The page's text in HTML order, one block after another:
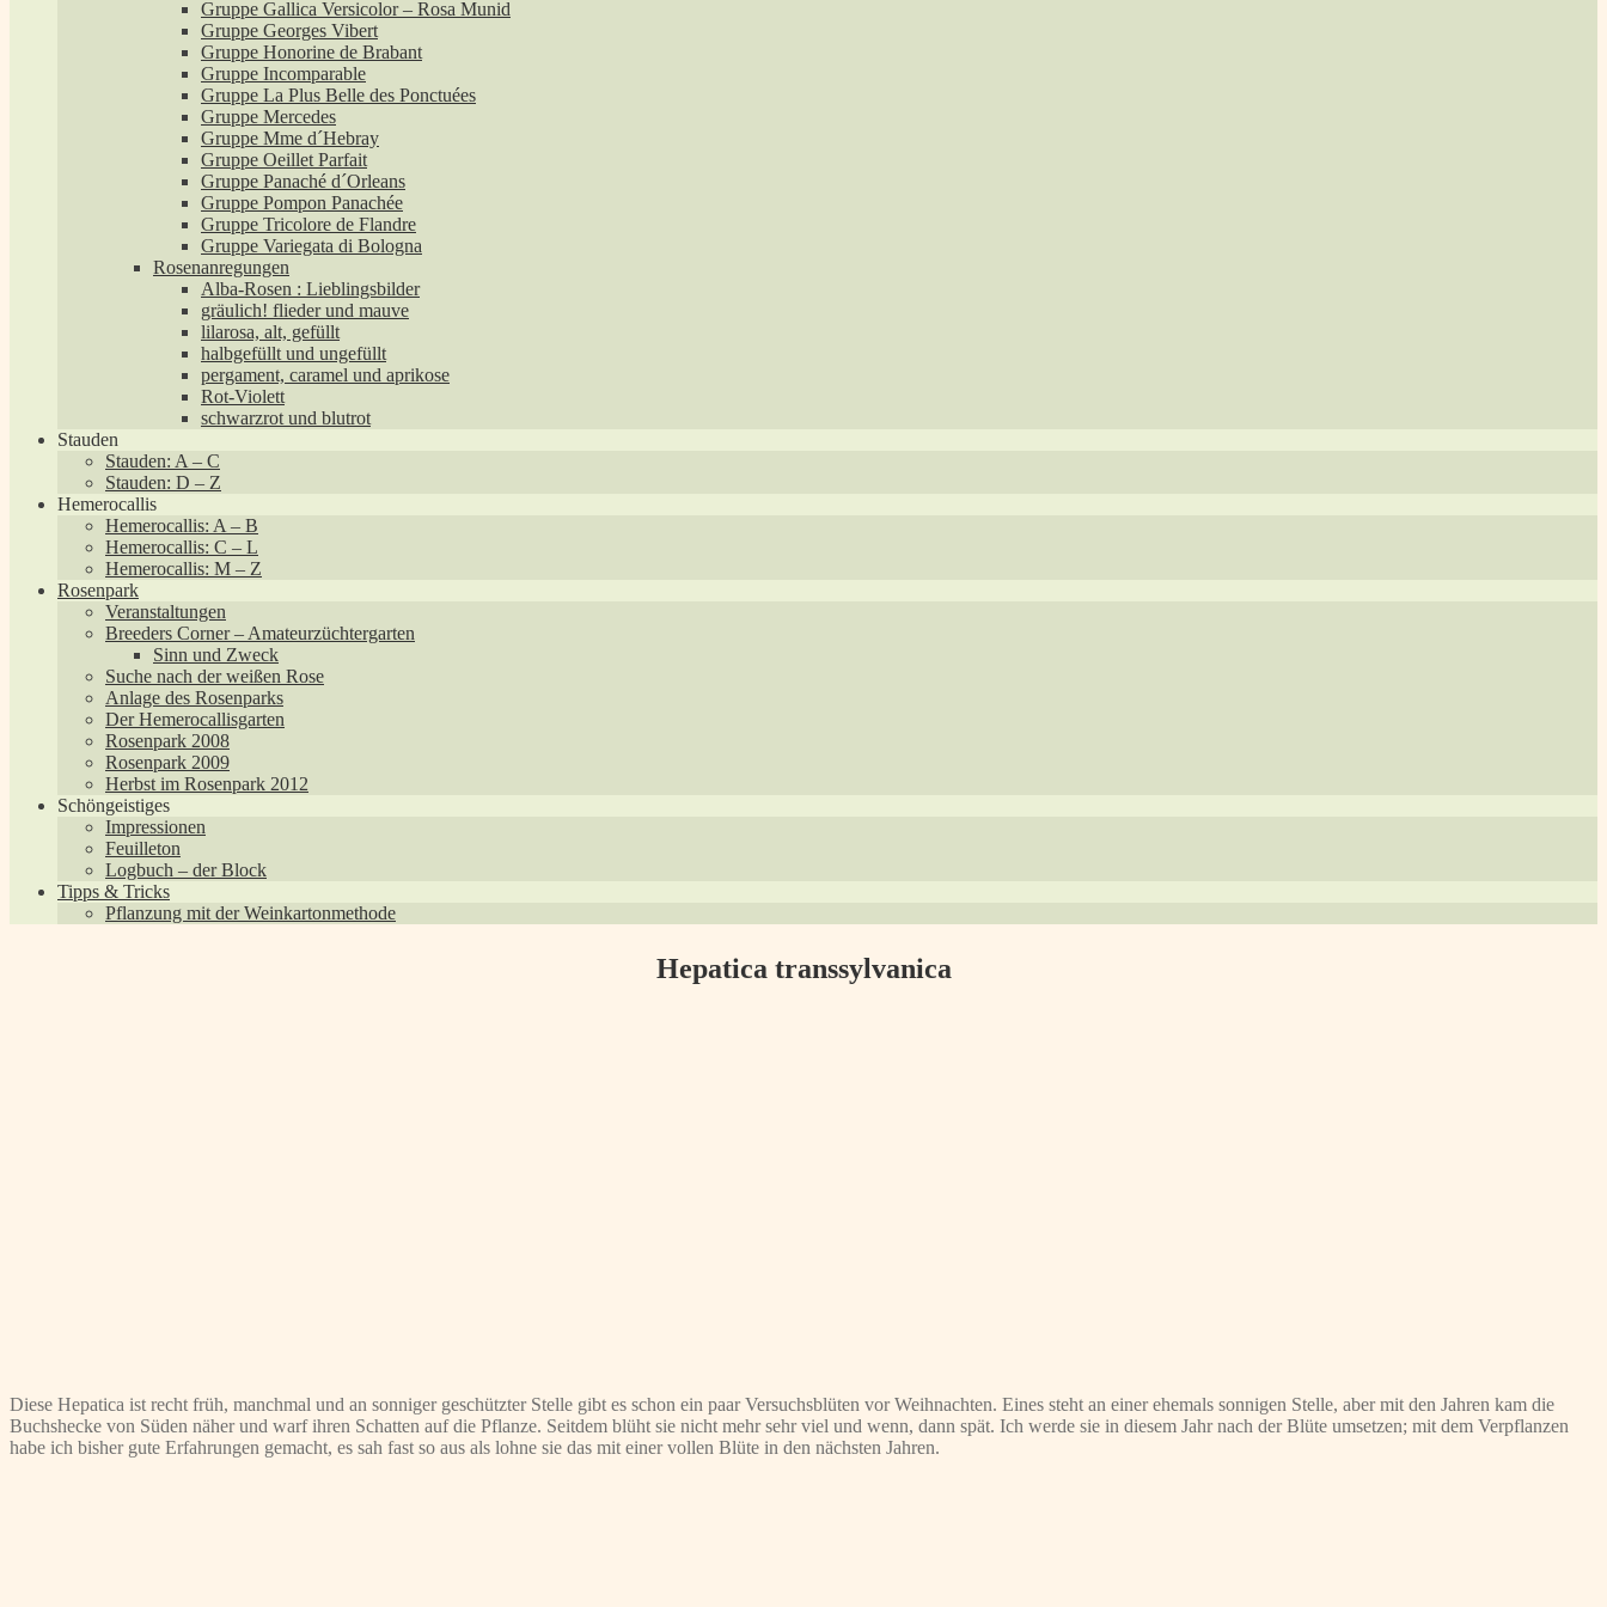
Gruppe Gallica Versicolor – Rosa Munid
Gruppe Georges Vibert
Gruppe Honorine de Brabant
Gruppe Incomparable
Gruppe La Plus Belle des Ponctuées
Gruppe Mercedes
Gruppe Mme d´Hebray
Gruppe Oeillet Parfait
Gruppe Panaché d´Orleans
Gruppe Pompon Panachée
Gruppe Tricolore de Flandre
Gruppe Variegata di Bologna
Rosenanregungen
Alba-Rosen : Lieblingsbilder
gräulich! flieder und mauve
lilarosa, alt, gefüllt
halbgefüllt und ungefüllt
pergament, caramel und aprikose
Rot-Violett
schwarzrot und blutrot
Stauden
Stauden: A – C
Stauden: D – Z
Hemerocallis
Hemerocallis: A – B
Hemerocallis: C – L
Hemerocallis: M – Z
Rosenpark
Veranstaltungen
Breeders Corner – Amateurzüchtergarten
Sinn und Zweck
Suche nach der weißen Rose
Anlage des Rosenparks
Der Hemerocallisgarten
Rosenpark 2008
Rosenpark 2009
Herbst im Rosenpark 2012
Schöngeistiges
Impressionen
Feuilleton
Logbuch – der Block
Tipps & Tricks
Pflanzung mit der Weinkartonmethode
Hepatica transsylvanica
Diese Hepatica ist recht früh, manchmal und an sonniger geschützter Stelle gibt es schon ein paar Versuchsblüten vor Weihnachten. Eines steht an einer ehemals sonnigen Stelle, aber mit den Jahren kam die
Buchshecke von Süden näher und warf ihren Schatten auf die Pflanze. Seitdem blüht sie nicht mehr sehr viel und wenn, dann spät. Ich werde sie in diesem Jahr nach der Blüte umsetzen; mit dem Verpflanzen
habe ich bisher gute Erfahrungen gemacht, es sah fast so aus als lohne sie das mit einer vollen Blüte in den nächsten Jahren.